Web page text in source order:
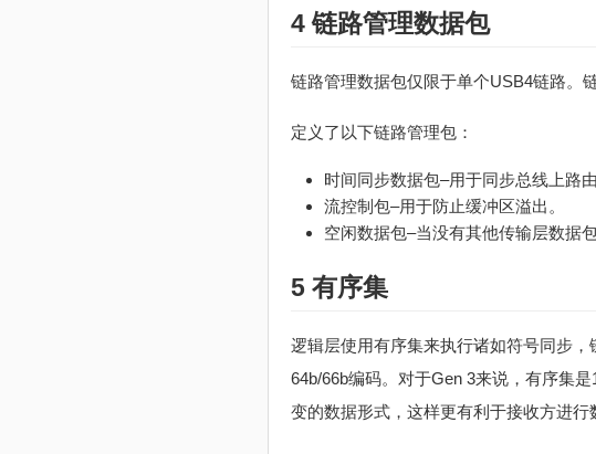
4 链路管理数据包
链路管理数据包仅限于单个USB4链路。
定义了以下链路管理包：
时间同步数据包–用于同步总线上路由
流控制包–用于防止缓冲区溢出。
空闲数据包–当没有其他传输层数据
5 有序集
逻辑层使用有序集来执行诸如符号同步
64b/66b编码。对于Gen 3来说，有序集
变的数据形式，这样更有利于接收方进行